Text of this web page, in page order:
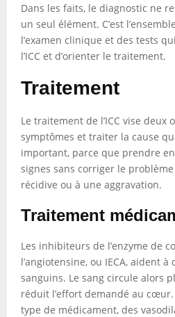
Dans les faits, le diagnostic ne
un seul élément. C’est
l’examen clinique et des tests
l’ICC et d’orienter le traitement.
Traitement
Le traitement de l’ICC vise deux
symptômes et traiter la cause
important, parce que prendre
signes sans corriger le
récidive ou à une aggravation.
Traitement
Les inhibiteurs de l’enzyme de
l’angiotensine, ou IECA, aident
sanguins. Le sang circule alors
réduit l’effort demandé au
type de médicament, des